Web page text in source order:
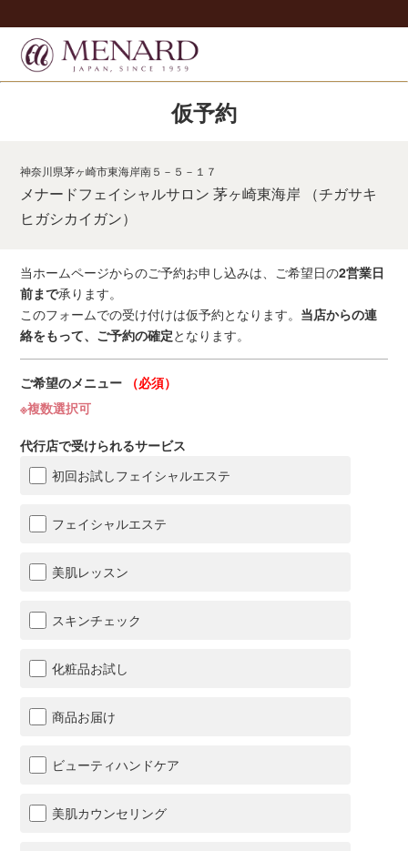
仮予約
神奈川県茅ヶ崎市東海岸南５－５－１７
メナードフェイシャルサロン 茅ヶ崎東海岸 （チガサキ
ヒガシカイガン）
当ホームページからのご予約お申し込みは、ご希望日の2営業日
前まで承ります。
このフォームでの受け付けは仮予約となります。 当店からの連
絡をもって、ご予約の確定となります。
ご希望のメニュー
（必須）
※複数選択可
代行店で受けられるサービス
初回お試しフェイシャルエステ
フェイシャルエステ
美肌レッスン
スキンチェック
化粧品お試し
商品お届け
ビューティハンドケア
美肌カウンセリング